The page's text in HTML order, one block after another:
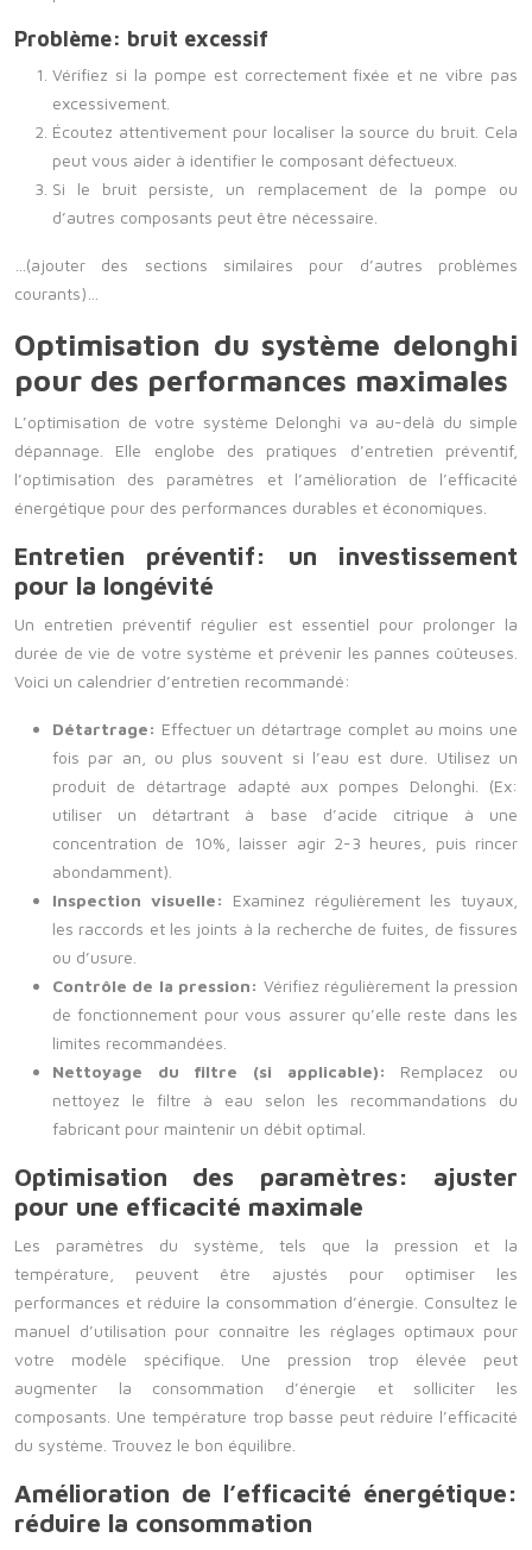
Problème: bruit excessif
Vérifiez si la pompe est correctement fixée et ne vibre pas
excessivement.
Écoutez attentivement pour localiser la source du bruit. Cela
peut vous aider à identifier le composant défectueux.
Si le bruit persiste, un remplacement de la pompe ou
d’autres composants peut être nécessaire.
…(ajouter des sections similaires pour d’autres problèmes
courants)…
Optimisation du système delonghi
pour des performances maximales
L’optimisation de votre système Delonghi va au-delà du simple
dépannage. Elle englobe des pratiques d’entretien préventif,
l’optimisation des paramètres et l’amélioration de l’efficacité
énergétique pour des performances durables et économiques.
Entretien préventif: un investissement
pour la longévité
Un entretien préventif régulier est essentiel pour prolonger la
durée de vie de votre système et prévenir les pannes coûteuses.
Voici un calendrier d’entretien recommandé:
Détartrage: Effectuer un détartrage complet au moins une
fois par an, ou plus souvent si l’eau est dure. Utilisez un
produit de détartrage adapté aux pompes Delonghi. (Ex:
utiliser un détartrant à base d’acide citrique à une
concentration de 10%, laisser agir 2-3 heures, puis rincer
abondamment).
Inspection visuelle: Examinez régulièrement les tuyaux,
les raccords et les joints à la recherche de fuites, de fissures
ou d’usure.
Contrôle de la pression: Vérifiez régulièrement la pression
de fonctionnement pour vous assurer qu’elle reste dans les
limites recommandées.
Nettoyage du filtre (si applicable): Remplacez ou
nettoyez le filtre à eau selon les recommandations du
fabricant pour maintenir un débit optimal.
Optimisation des paramètres: ajuster
pour une efficacité maximale
Les paramètres du système, tels que la pression et la
température, peuvent être ajustés pour optimiser les
performances et réduire la consommation d’énergie. Consultez le
manuel d’utilisation pour connaître les réglages optimaux pour
votre modèle spécifique. Une pression trop élevée peut
augmenter la consommation d’énergie et solliciter les
composants. Une température trop basse peut réduire l’efficacité
du système. Trouvez le bon équilibre.
Amélioration de l’efficacité énergétique:
réduire la consommation